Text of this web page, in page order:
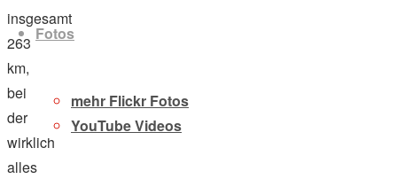
Fotos
mehr Flickr Fotos
YouTube Videos
insgesamt
263
km,
bei
der
wirklich
alles